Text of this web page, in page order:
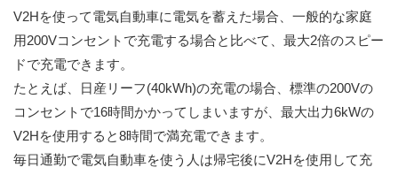
V2Hを使って電気自動車に電気を蓄えた場合、一般的な家庭
用200Vコンセントで充電する場合と比べて、最大2倍のスピー
ドで充電できます。
たとえば、日産リーフ(40kWh)の充電の場合、標準の200Vの
コンセントで16時間かかってしまいますが、最大出力6kWの
V2Hを使用すると8時間で満充電できます。
毎日通勤で電気自動車を使う人は帰宅後にV2Hを使用して充